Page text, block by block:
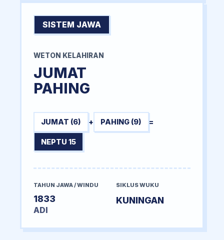
SISTEM JAWA
WETON KELAHIRAN
JUMAT
PAHING
JUMAT (6) + PAHING (9) =
NEPTU 15
TAHUN JAWA / WINDU
1833
ADI
SIKLUS WUKU
KUNINGAN